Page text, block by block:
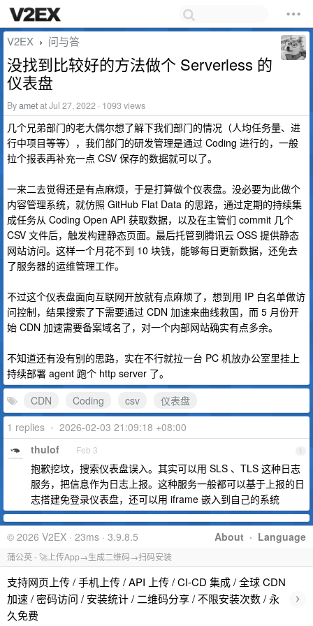
V2EX › 问与答
没找到比较好的方法做个 Serverless 的
仪表盘
Byametat Jul 27, 2022 · 1093 views
几个兄弟部门的老大偶尔想了解下我们部门的情况（人均任务量、进
行中项目等等），我们部门的研发管理是通过 Coding 进行的，一般
拉个报表再补充一点 CSV 保存的数据就可以了。
一来二去觉得还是有点麻烦，于是打算做个仪表盘。没必要为此做个
内容管理系统，就仿照 GitHub Flat Data 的思路，通过定期的持续集
成任务从 Coding Open API 获取数据，以及在主管们 commit 几个
CSV 文件后，触发构建静态页面。最后托管到腾讯云 OSS 提供静态
网站访问。这样一个月花不到 10 块钱，能够每日更新数据，还免去
了服务器的运维管理工作。
不过这个仪表盘面向互联网开放就有点麻烦了，想到用 IP 白名单做访
问控制，结果搜索了下需要通过 CDN 加速来曲线救国，而 5 月份开
始 CDN 加速需要备案域名了，对一个内部网站确实有点多余。
不知道还有没有别的思路，实在不行就拉一台 PC 机放办公室里挂上
持续部署 agent 跑个 http server 了。
CDN
Coding csv
仪表盘
1 replies • 2026-02-03 21:09:18 +08:00
1
thulof Feb 3
抱歉挖坟，搜索仪表盘误入。其实可以用 SLS 、TLS 这种日志
服务，把信息作为日志上报。这种服务一般都可以基于上报的日
志搭建免登录仪表盘，还可以用 iframe 嵌入到自己的系统
About · Language
© 2026 V2EX · 23ms · 3.9.8.5
蒲公英 - 🚀上传App→生成二维码→扫码安装
支持网页上传 / 手机上传 / API 上传 / CI-CD 集成 / 全球 CDN
加速 / 密码访问 / 安装统计 / 二维码分享 / 不限安装次数 / 永
久免费
›